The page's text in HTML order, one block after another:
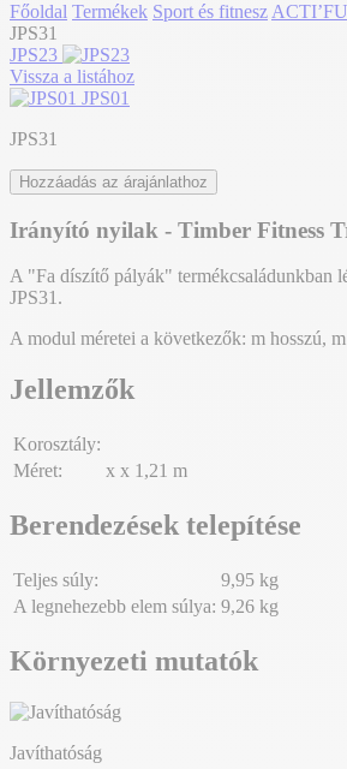
Főoldal Termékek Sport és fitnesz
JPS31
JPS23
Vissza a listához
JPS01
JPS31
Hozzáadás az árajánlathoz
Irányító nyilak - Timber Fitness
A "Fa díszítő pályák" termékcsaládunkban
JPS31.
A modul méretei a következők: m hosszú,
Jellemzők
Korosztály:
Méret:
x x 1,21 m
Berendezések telepítése
Teljes súly:
9,95 kg
A legnehezebb elem súlya: 9,26 kg
Környezeti mutatók
Javíthatóság